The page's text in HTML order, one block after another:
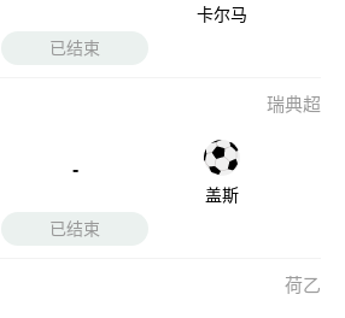
卡尔马
已结束
瑞典超
-
盖斯
已结束
荷乙